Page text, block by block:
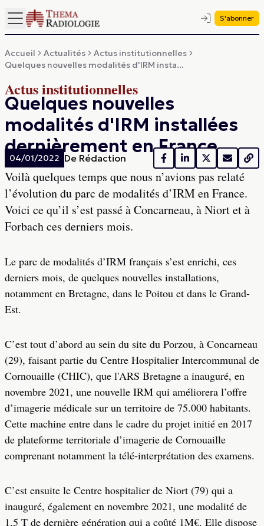
S'abonner
Accueil Actualités
Actus institutionnelles
Quelques nouvelles modalités d'IRM insta...
Actus institutionnelles
Quelques nouvelles
modalités d'IRM installées
dernièrement en France
04/01/2022 De Rédaction
Voilà quelques temps que nous n’avions pas relaté
l’évolution du parc de modalités d’IRM en France.
Voici ce qu’il s’est passé à Concarneau, à Niort et à
Forbach ces derniers mois.
Le parc de modalités d’IRM français s’est enrichi, ces
derniers mois, de quelques nouvelles installations,
notamment en Bretagne, dans le Poitou et dans le Grand-
Est.
C’est tout d’abord au sein du site du Porzou, à Concarneau
(29), faisant partie du Centre Hospitalier Intercommunal de
Cornouaille (CHIC), que l'ARS Bretagne a inauguré, en
novembre 2021, une nouvelle IRM qui améliorera l’offre
d’imagerie médicale sur un territoire de 75.000 habitants.
Cette machine entre dans le cadre du projet initié en 2017
de plateforme territoriale d’imagerie de Cornouaille
comprenant notamment la télé-interprétation des examens.
C’est ensuite le Centre hospitalier de Niort (79) qui a
inauguré, également en novembre 2021, une modalité de
1,5 T de dernière génération qui a coûté 1M€. Elle dispose